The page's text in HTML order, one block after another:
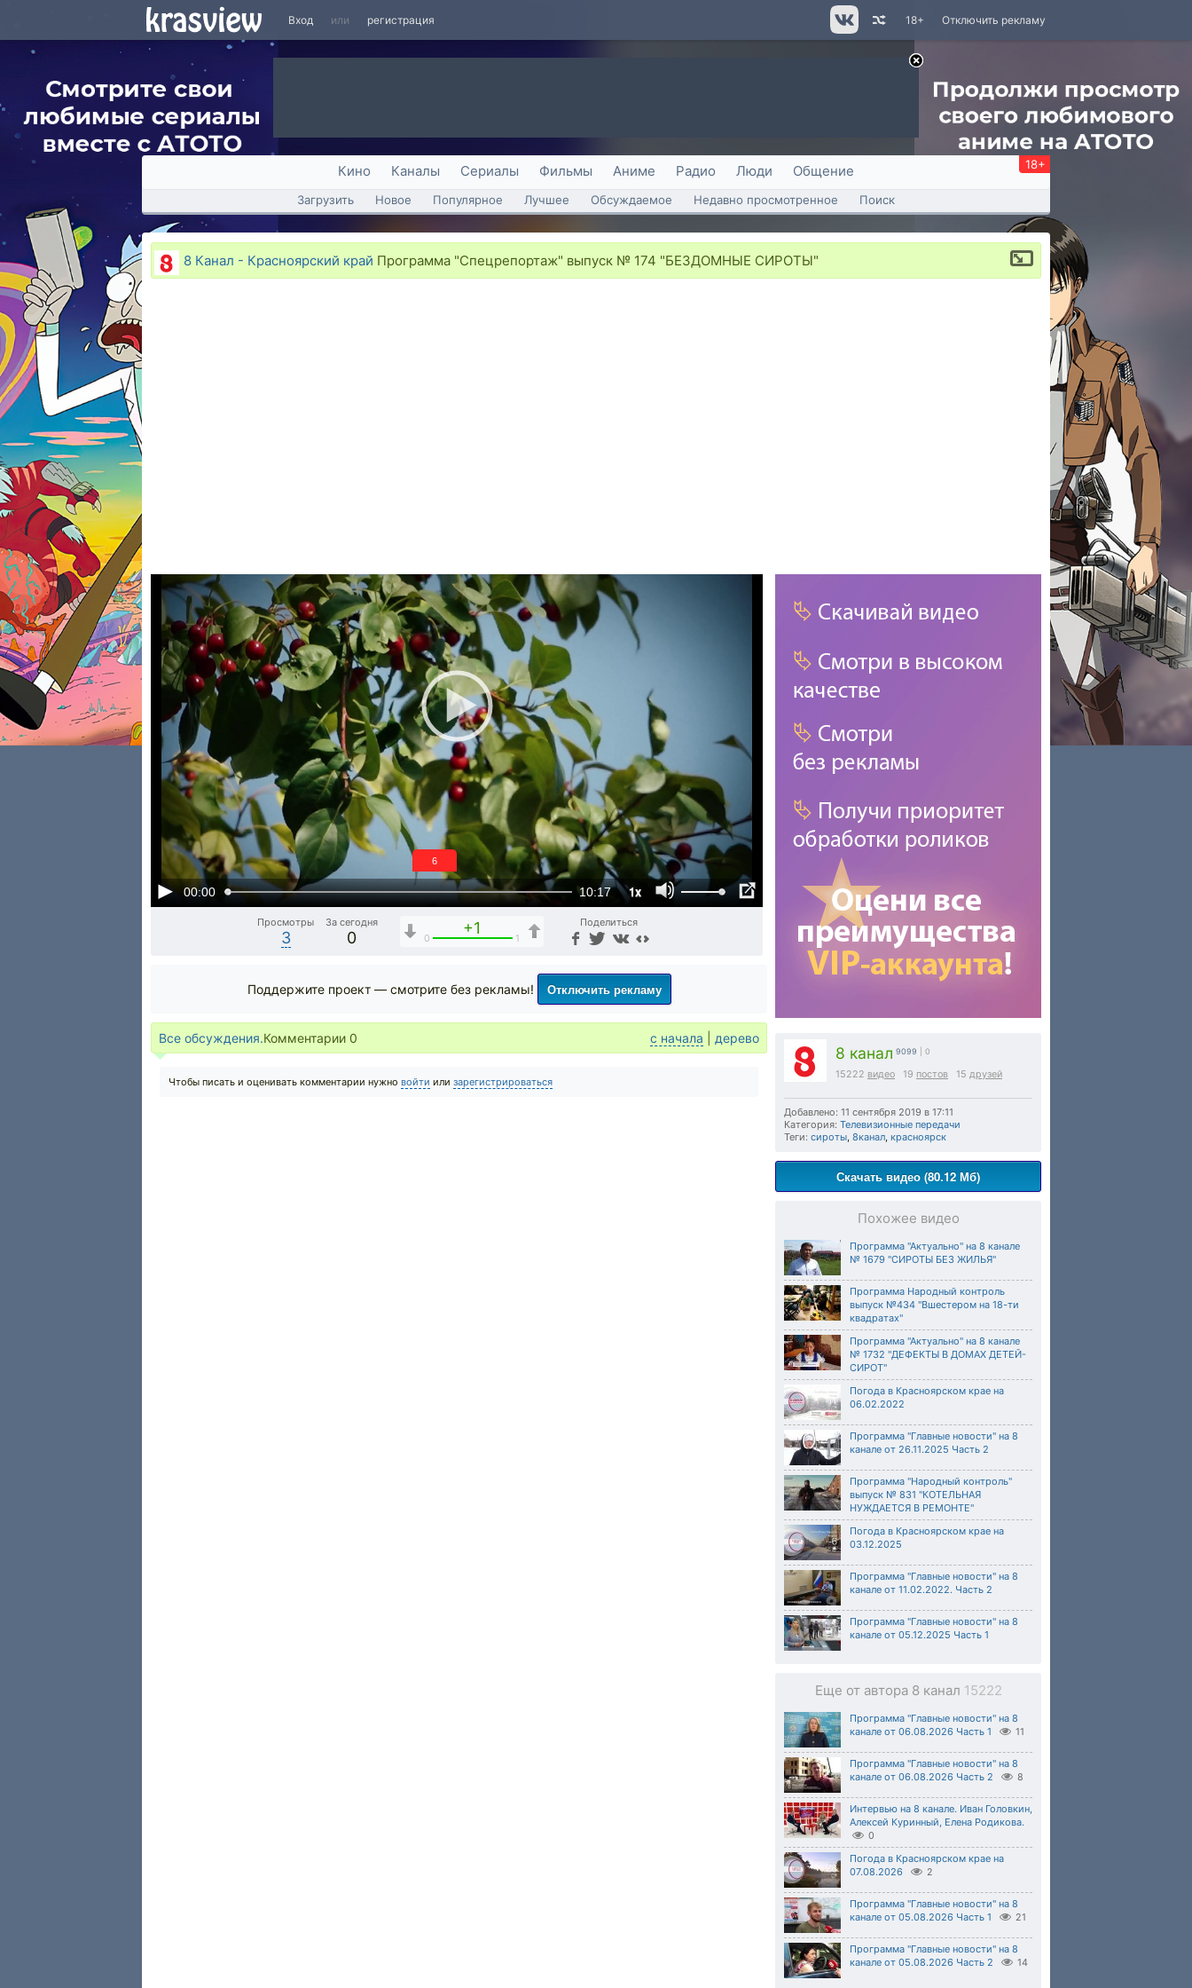
Вход или регистрация Отключить рекламу
18+
Кино Каналы Сериалы Фильмы Аниме Радио Люди Общение 18+
Загрузить Новое Популярное Лучшее Обсуждаемое Недавно просмотренное Поиск
8 Канал - Красноярский край Программа "Спецрепортаж" выпуск № 174 "БЕЗДОМНЫЕ СИРОТЫ"
00:00 10:17 1x
6
Просмотры
3
За сегодня
0
+1
0 1
Поделиться
8 канал 9099 | 0
15222 видео 19 постов 15 друзей
Добавлено: 11 сентября 2019 в 17:11
Категория: Телевизионные передачи
Теги: сироты, 8канал, красноярск
Скачать видео (80.12 Мб)
Похожее видео
Программа "Актуально" на 8 канале
№ 1679 "СИРОТЫ БЕЗ ЖИЛЬЯ"
Программа Народный контроль
выпуск №434 "Вшестером на 18-ти
квадратах"
Программа "Актуально" на 8 канале
№ 1732 "ДЕФЕКТЫ В ДОМАХ ДЕТЕЙ-
СИРОТ"
Погода в Красноярском крае на
06.02.2022
Программа "Главные новости" на 8
канале от 26.11.2025 Часть 2
Программа "Народный контроль"
выпуск № 831 "КОТЕЛЬНАЯ
НУЖДАЕТСЯ В РЕМОНТЕ"
Погода в Красноярском крае на
03.12.2025
Программа "Главные новости" на 8
канале от 11.02.2022. Часть 2
Программа "Главные новости" на 8
канале от 05.12.2025 Часть 1
Еще от автора 8 канал 15222
Программа "Главные новости" на 8
канале от 06.08.2026 Часть 1
11
Программа "Главные новости" на 8
канале от 06.08.2026 Часть 2
8
Интервью на 8 канале. Иван Головкин,
Алексей Куринный, Елена Родикова.
0
Погода в Красноярском крае на
07.08.2026
2
Программа "Главные новости" на 8
канале от 05.08.2026 Часть 1
21
Программа "Главные новости" на 8
канале от 05.08.2026 Часть 2
14
Поддержите проект — смотрите без рекламы! Отключить рекламу
Все обсуждения.Комментарии 0 с начала дерево
Чтобы писать и оценивать комментарии нужно войти или зарегистрироваться